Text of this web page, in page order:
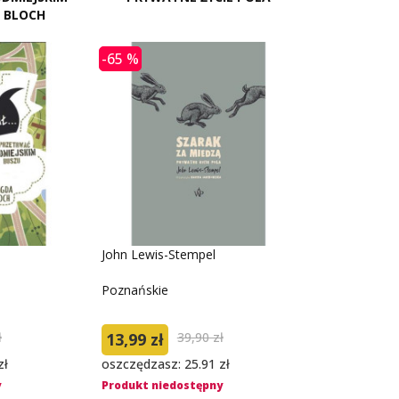
-65 %
John Lewis-Stempel
Poznańskie
13,99 zł
39,90 zł
oszczędzasz: 25.91 zł
Produkt niedostępny